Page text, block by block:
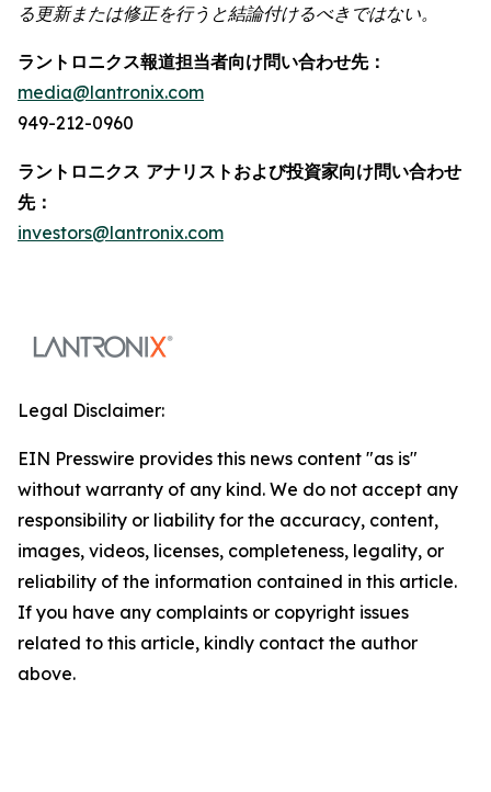
る更新または修正を行うと結論付けるべきではない。
ラントロニクス報道担当者向け問い合わせ先：
media@lantronix.com
949-212-0960
ラントロニクス アナリストおよび投資家向け問い合わせ
先：
investors@lantronix.com
Legal Disclaimer:
EIN Presswire provides this news content "as is"
without warranty of any kind. We do not accept any
responsibility or liability for the accuracy, content,
images, videos, licenses, completeness, legality, or
reliability of the information contained in this article.
If you have any complaints or copyright issues
related to this article, kindly contact the author
above.